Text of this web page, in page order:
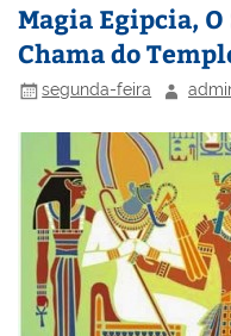
Magia Egipcia,
Chama do
segunda-feira